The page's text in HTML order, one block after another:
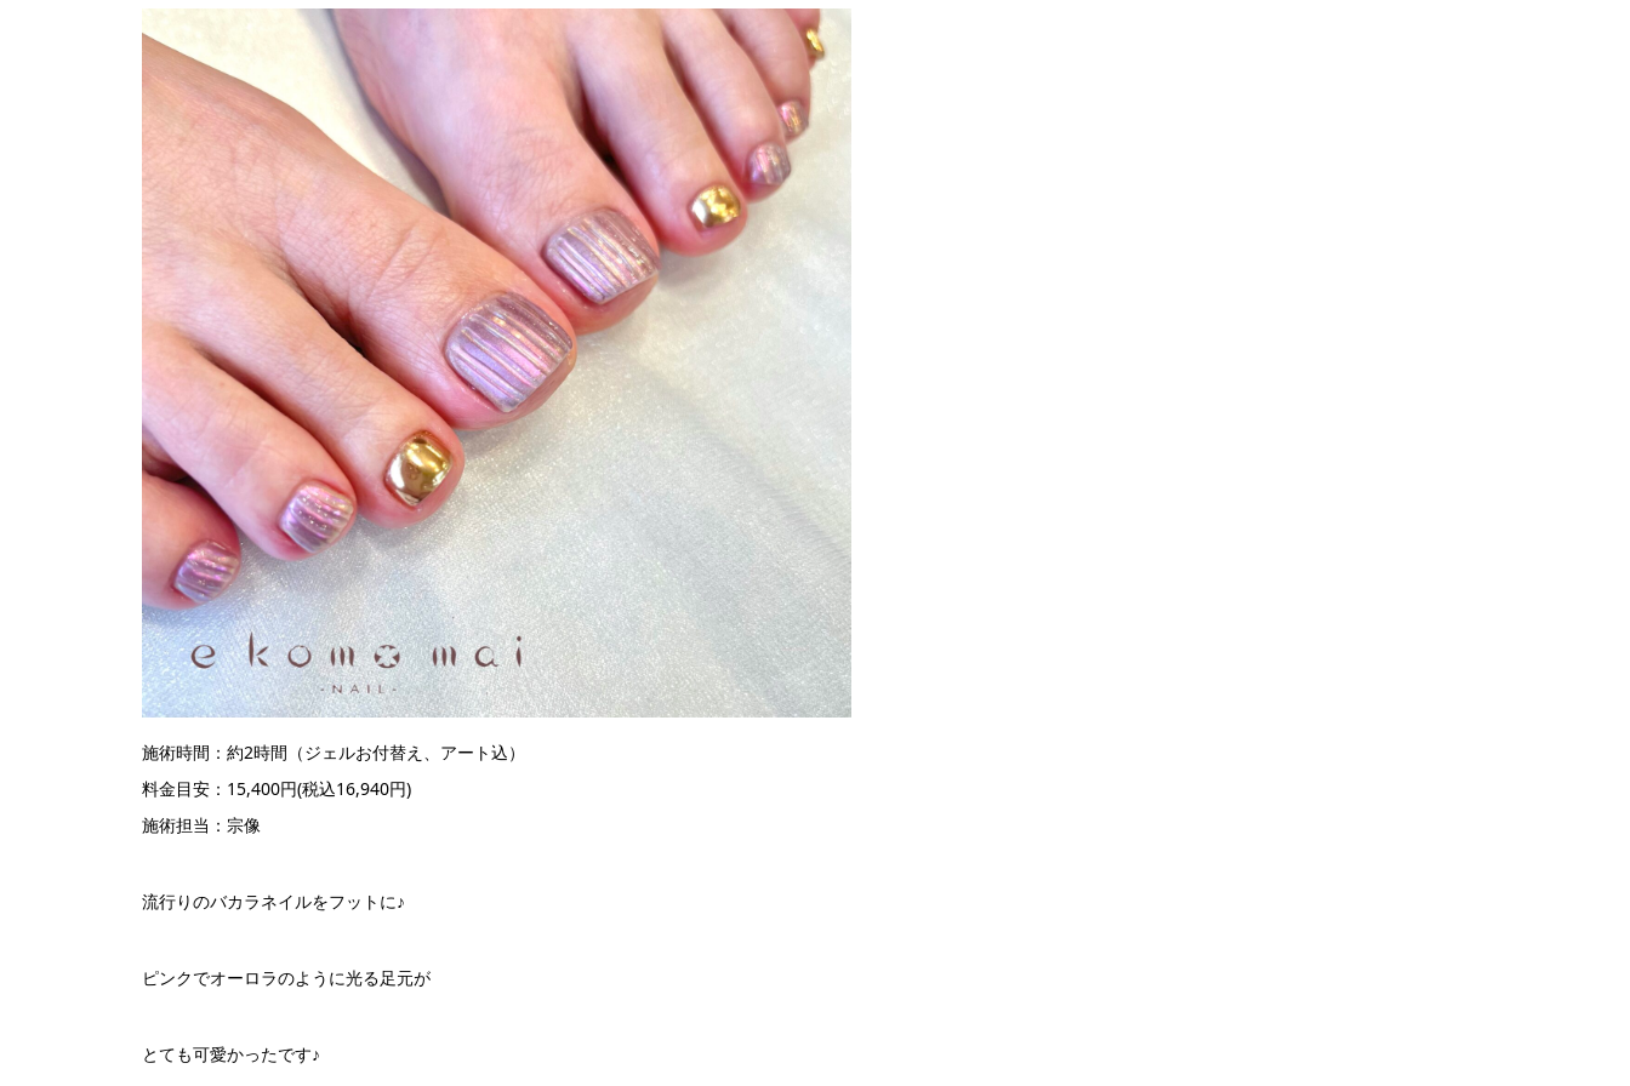
施術時間：約2時間（ジェルお付替え、アート込）
料金目安：15,400円(税込16,940円)
施術担当：宗像
流行りのバカラネイルをフットに♪
ピンクでオーロラのように光る足元が
とても可愛かったです♪